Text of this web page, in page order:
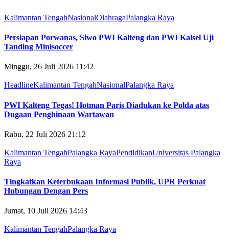
Kalimantan TengahNasionalOlahragaPalangka Raya
Persiapan Porwanas, Siwo PWI Kalteng dan PWI Kalsel Uji
Tanding Minisoccer
Minggu, 26 Juli 2026 11:42
HeadlineKalimantan TengahNasionalPalangka Raya
PWI Kalteng Tegas! Hotman Paris Diadukan ke Polda atas
Dugaan Penghinaan Wartawan
Rabu, 22 Juli 2026 21:12
Kalimantan TengahPalangka RayaPendidikanUniversitas Palangka
Raya
Tingkatkan Keterbukaan Informasi Publik, UPR Perkuat
Hubungan Dengan Pers
Jumat, 10 Juli 2026 14:43
Kalimantan TengahPalangka Raya